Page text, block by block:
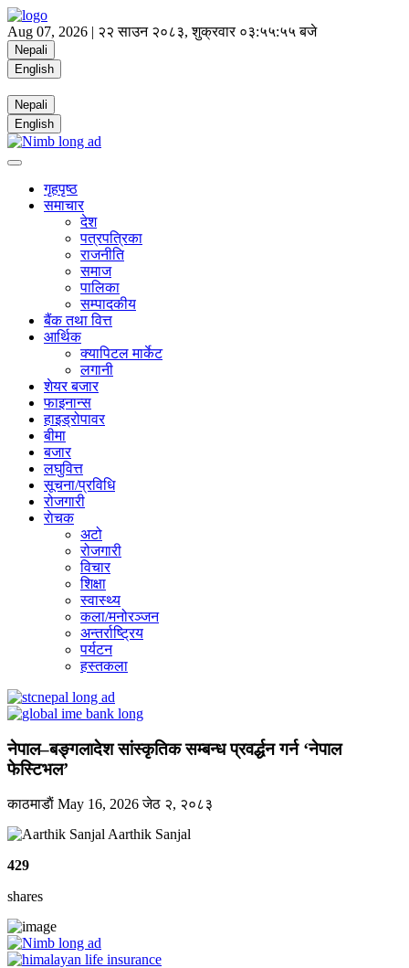
Aug 07, 2026 | २२ साउन २०८३, शुक्रवार ०३:५५:५५ बजे
Nepali
English
Nepali
English
गृहपृष्ठ
समाचार
देश
पत्रपत्रिका
राजनीति
समाज
पालिका
सम्पादकीय
बैंक तथा वित्त
आर्थिक
क्यापिटल मार्केट
लगानी
शेयर बजार
फाइनान्स
हाइड्रोपावर
बीमा
बजार
लघुवित्त
सूचना/प्रविधि
रोजगारी
राेचक
अटो
रोजगारी
विचार
शिक्षा
स्वास्थ्य
कला/मनोरञ्जन
अन्तर्राष्ट्रिय
पर्यटन
हस्तकला
नेपाल–बङ्गलादेश सांस्कृतिक सम्बन्ध प्रवर्द्धन गर्न ‘नेपाल
फेस्टिभल’
काठमाडाैं May 16, 2026जेठ २, २०८३
Aarthik Sanjal
429
shares